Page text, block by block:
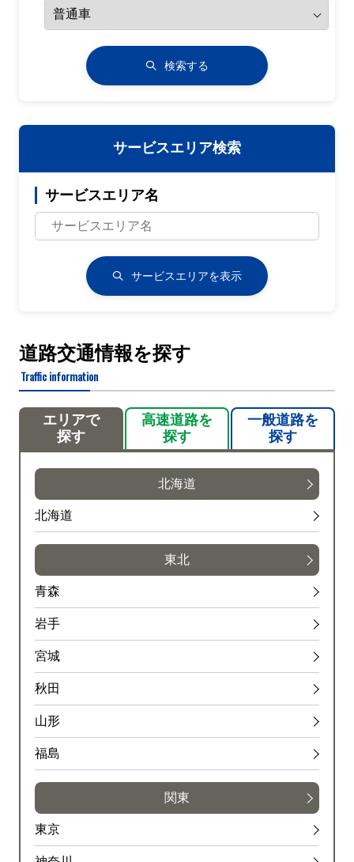
検索する
サービスエリア検索
サービスエリア名
サービスエリアを表示
道路交通情報を探す
Traffic information
エリアで
探す
高速道路を
探す
一般道路を
探す
北海道
北海道
東北
青森
岩手
宮城
秋田
山形
福島
関東
東京